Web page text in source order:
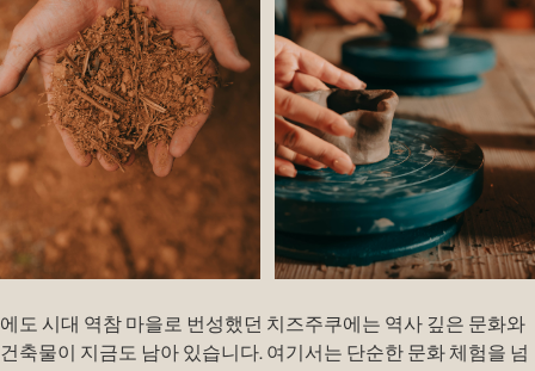
에도 시대 역참 마을로 번성했던 치즈주쿠에는 역사 깊은 문화와
건축물이 지금도 남아 있습니다. 여기서는 단순한 문화 체험을 넘